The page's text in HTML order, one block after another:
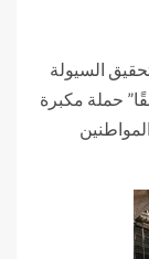
السيولة
حملة مكبرة